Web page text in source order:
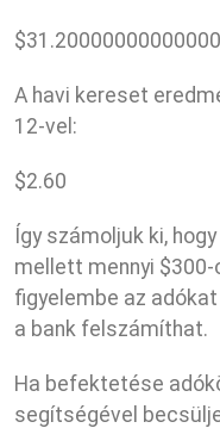
$
A havi kereset
12-vel:
$2.60
Így számoljuk ki,
mellett mennyi $300-
figyelembe az
a bank felszámíthat.
Ha befektetése
segítségével